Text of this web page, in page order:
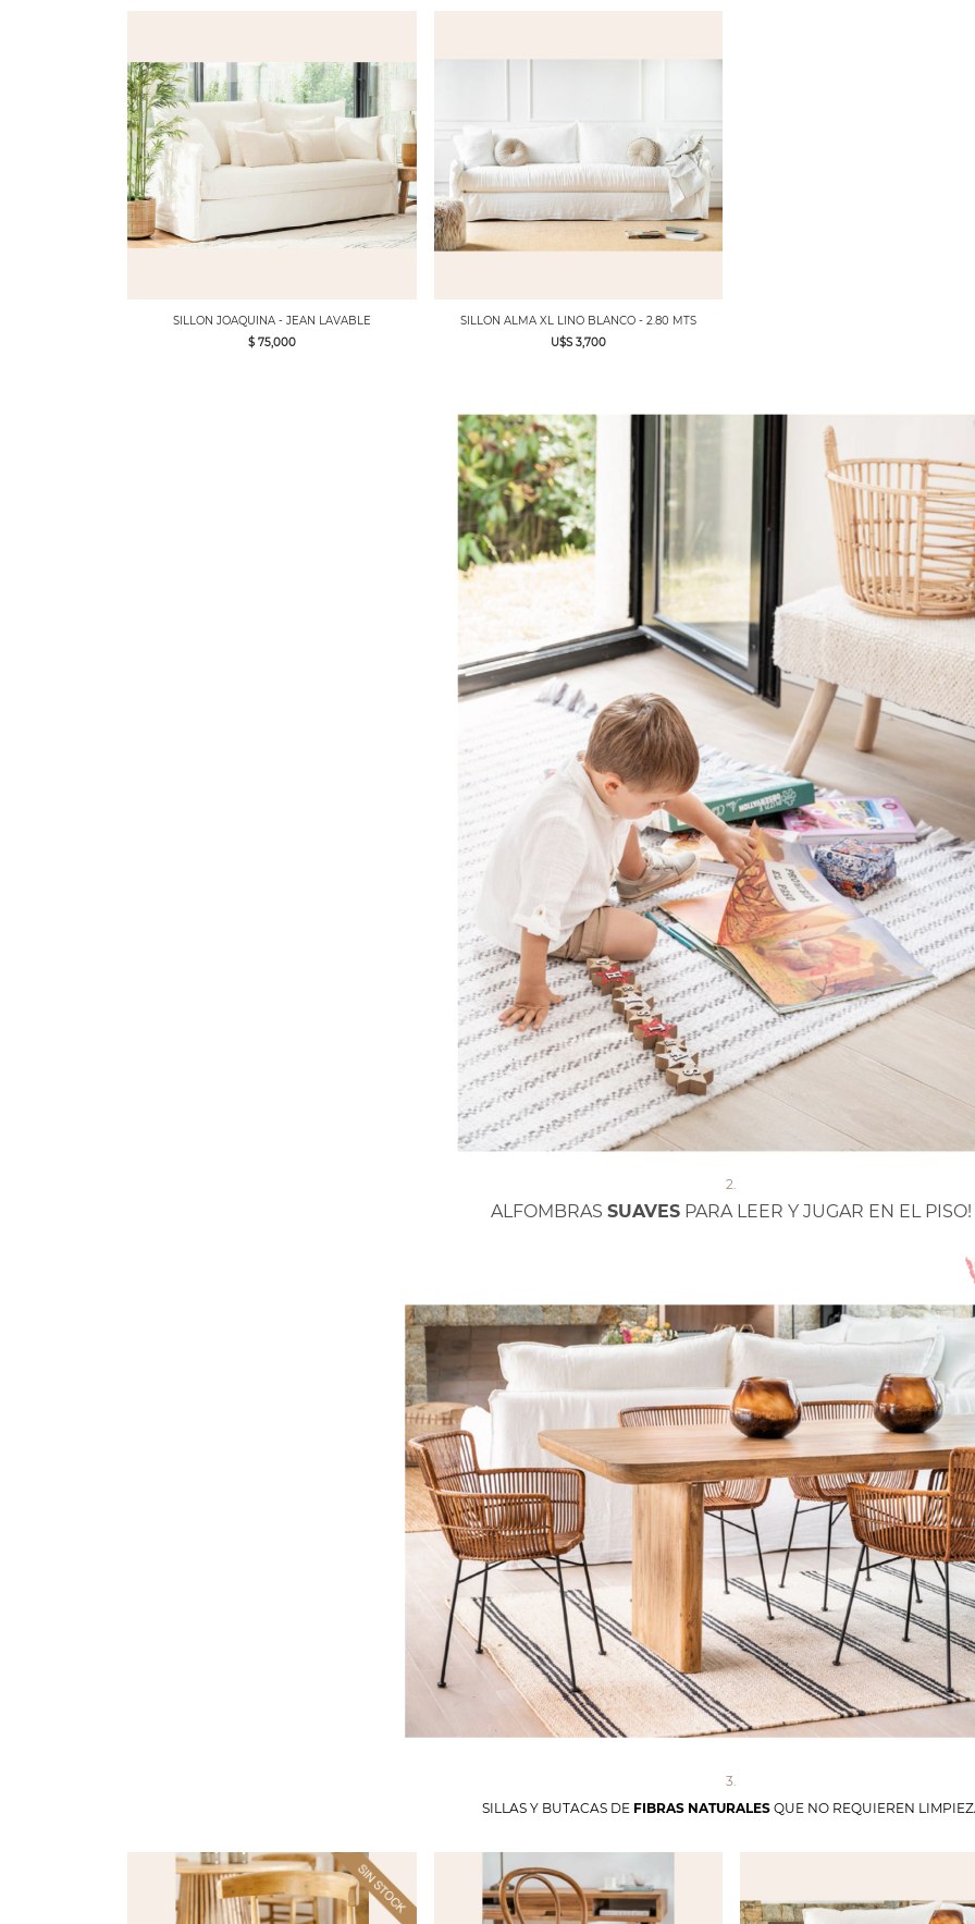
SILLON JOAQUINA - JEAN LAVABLE
$ 75,000
SILLON ALMA XL LINO BLANCO - 2.80 MTS
U$S 3,700
2.
ALFOMBRAS SUAVES PARA LEER Y JUGAR EN EL PISO!
3.
SILLAS Y BUTACAS DE FIBRAS NATURALESQUE NO REQUIEREN